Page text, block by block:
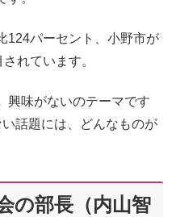
124パーセント、小野市が
れています。
興味がないのテーマです
話題には、どんなものが
の部長（内山智